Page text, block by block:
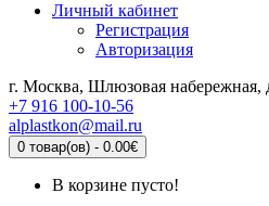
Личный кабинет
Регистрация
Авторизация
г. Москва, Шлюзовая набережная,
+7 916 100-10-56
alplastkon@mail.ru
0 товар(ов) - 0.00€
В корзине пусто!